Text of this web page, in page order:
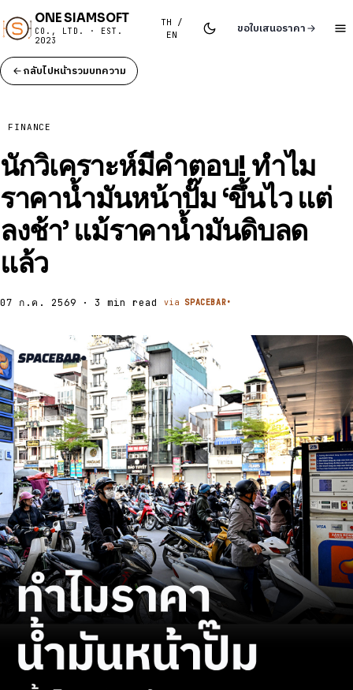
ONE SIAMSOFT
CO., LTD. · EST.
2023
TH /
EN
ขอใบเสนอราคา
กลับไปหน้ารวมบทความ
FINANCE
นักวิเคราะห์มีคำตอบ! ทำไม
ราคาน้ำมันหน้าปั๊ม ‘ขึ้นไว แต่
ลงช้า’ แม้ราคาน้ำมันดิบลด
แล้ว
07 ก.ค. 2569 · 3 min read via SPACEBAR•